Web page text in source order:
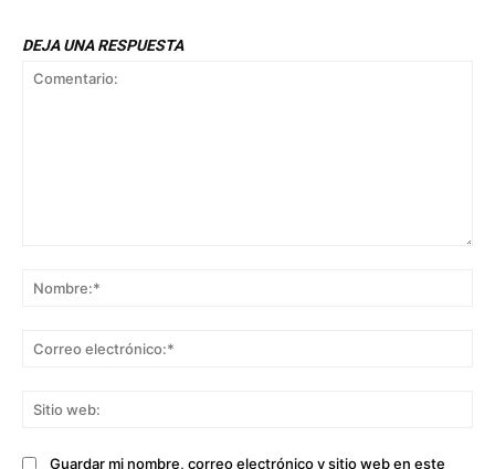
DEJA UNA RESPUESTA
Guardar mi nombre, correo electrónico y sitio web en este